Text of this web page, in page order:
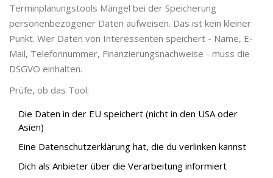
Terminplanungstools Mängel bei der Speicherung
personenbezogener Daten aufweisen. Das ist kein kleiner
Punkt. Wer Daten von Interessenten speichert - Name, E-
Mail, Telefonnummer, Finanzierungsnachweise - muss die
DSGVO einhalten.
Prüfe, ob das Tool:
Die Daten in der EU speichert (nicht in den USA oder
Asien)
Eine Datenschutzerklärung hat, die du verlinken kannst
Dich als Anbieter über die Verarbeitung informiert